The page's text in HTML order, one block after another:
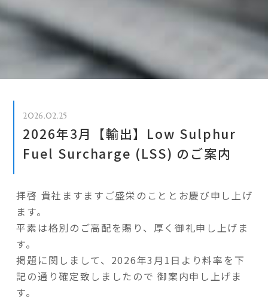
2026.02.25
2026年3月【輸出】Low Sulphur
Fuel Surcharge (LSS) のご案内
拝啓 貴社ますますご盛栄のこととお慶び申し上げ
ます。
平素は格別のご高配を賜り、厚く御礼申し上げま
す。
掲題に関しまして、2026年3月1日より料率を下
記の通り確定致しましたので 御案内申し上げま
す。